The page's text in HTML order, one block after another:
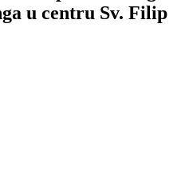
u centru Sv. Filip